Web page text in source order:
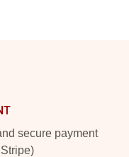
secure payment